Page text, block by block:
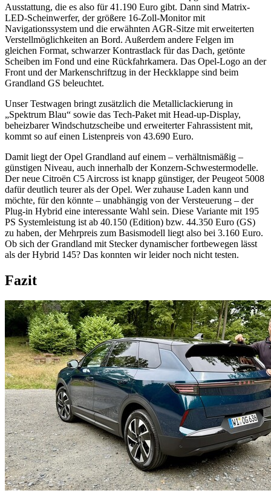
Ausstattung, die es also für 41.190 Euro gibt. Dann sind Matrix-
LED-Scheinwerfer, der größere 16-Zoll-Monitor mit
Navigationssystem und die erwähnten AGR-Sitze mit erweiterten
Verstellmöglichkeiten an Bord. Außerdem andere Felgen im
gleichen Format, schwarzer Kontrastlack für das Dach, getönte
Scheiben im Fond und eine Rückfahrkamera. Das Opel-Logo an der
Front und der Markenschriftzug in der Heckklappe sind beim
Grandland GS beleuchtet.
Unser Testwagen bringt zusätzlich die Metalliclackierung in
„Spektrum Blau“ sowie das Tech-Paket mit Head-up-Display,
beheizbarer Windschutzscheibe und erweiterter Fahrassistent mit,
kommt so auf einen Listenpreis von 43.690 Euro.
Damit liegt der Opel Grandland auf einem – verhältnismäßig –
günstigen Niveau, auch innerhalb der Konzern-Schwestermodelle.
Der neue Citroën C5 Aircross ist knapp günstiger, der Peugeot 5008
dafür deutlich teurer als der Opel. Wer zuhause Laden kann und
möchte, für den könnte – unabhängig von der Versteuerung – der
Plug-in Hybrid eine interessante Wahl sein. Diese Variante mit 195
PS Systemleistung ist ab 40.150 (Edition) bzw. 44.350 Euro (GS)
zu haben, der Mehrpreis zum Basismodell liegt also bei 3.160 Euro.
Ob sich der Grandland mit Stecker dynamischer fortbewegen lässt
als der Hybrid 145? Das konnten wir leider noch nicht testen.
Fazit